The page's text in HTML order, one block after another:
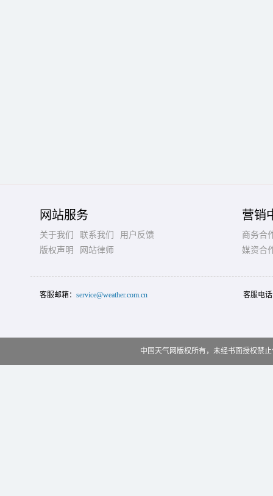
网站服务
关于我们 联系我们
用户反馈
版权声明
网站律师
营销
商务合
媒资合
客服邮箱： service@weather.com.cn 客服电
中国天气网版权所有，未经书面授权